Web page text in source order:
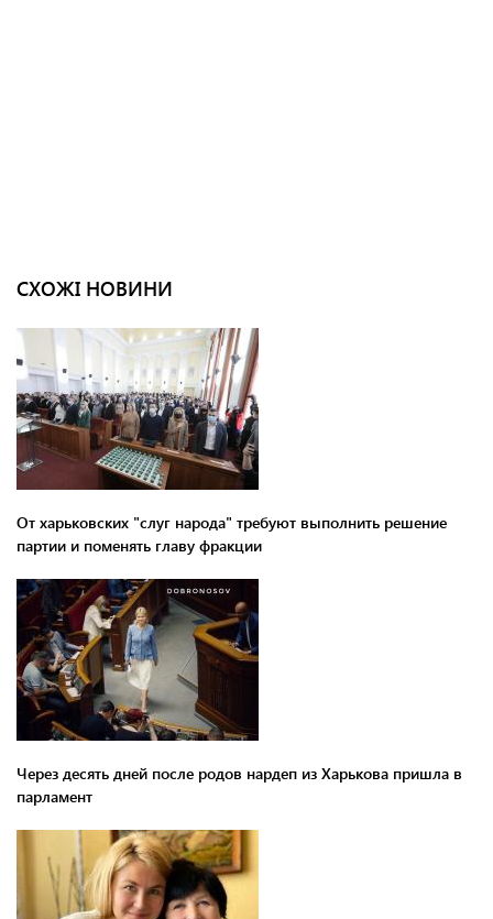
СХОЖІ НОВИНИ
От харьковских "слуг народа" требуют выполнить решение
партии и поменять главу фракции
Через десять дней после родов нардеп из Харькова пришла в
парламент